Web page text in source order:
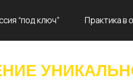
Практика в
“под ключ”